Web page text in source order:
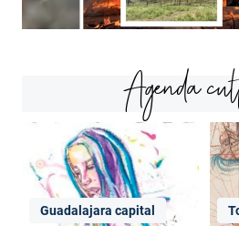
Agenda
Guadalajara capital